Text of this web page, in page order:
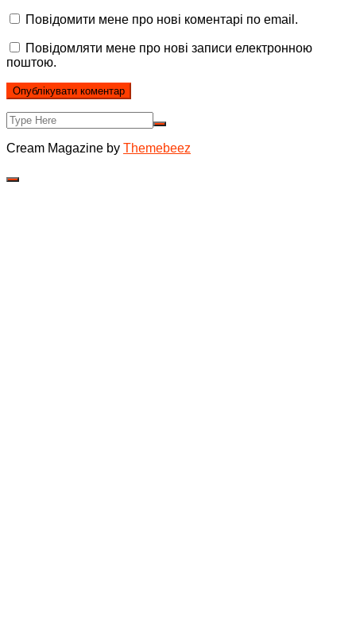
Повідомити мене про нові коментарі по email.
Повідомляти мене про нові записи електронною
поштою.
Cream Magazine by Themebeez